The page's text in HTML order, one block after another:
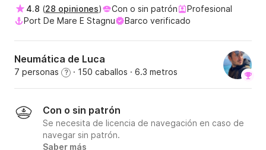
4.8 (28 opiniones) Con o sin patrón
Profesional
Port De Mare E Stagnu
Barco verificado
Neumática de Luca
7 personas ? · 150 caballos · 6.3 metros
Con o sin patrón
Se necesita de licencia de navegación en caso de
navegar sin patrón.
Saber más